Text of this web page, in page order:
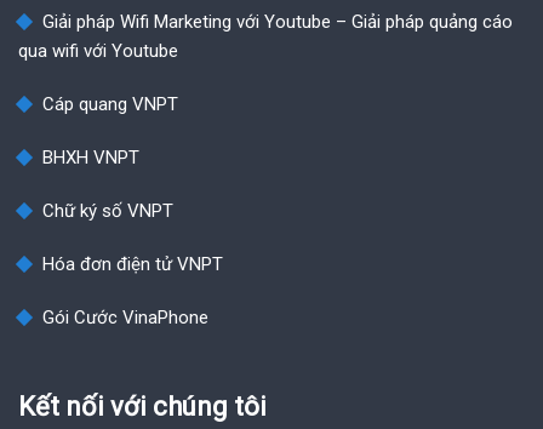
Giải pháp Wifi Marketing với Youtube – Giải pháp quảng cáo
qua wifi với Youtube
Cáp quang VNPT
BHXH VNPT
Chữ ký số VNPT
Hóa đơn điện tử VNPT
Gói Cước VinaPhone
Kết nối với chúng tôi